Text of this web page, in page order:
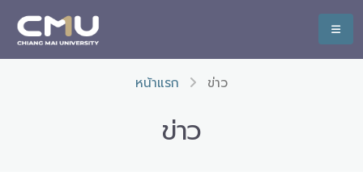
หน้าแรก ข่าว
ข่าว